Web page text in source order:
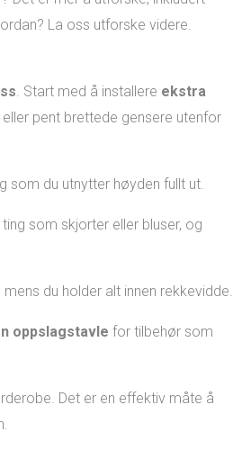
La oss utforske videre.
. Start med å installere ekstra
pent brettede gensere utenfor
som du utnytter høyden fullt ut.
som skjorter eller bluser, og
du holder alt innen rekkevidde.
oppslagstavle for tilbehør som
Det er en effektiv måte å